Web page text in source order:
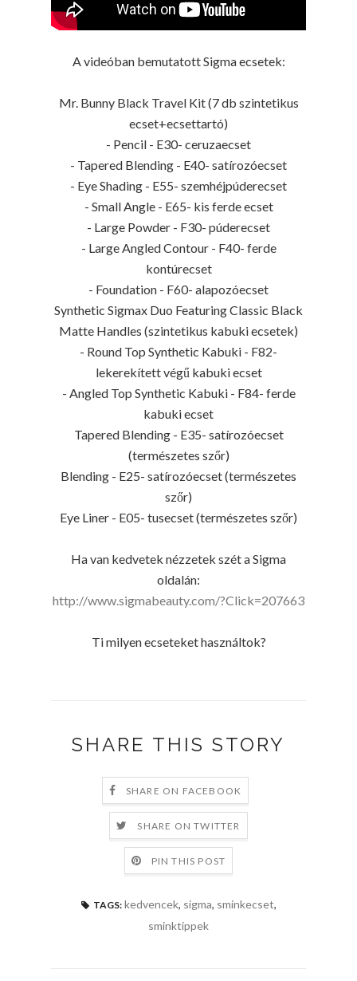
A videóban bemutatott Sigma ecsetek:
Mr. Bunny Black Travel Kit (7 db szintetikus
ecset+ecsettartó)
- Pencil - E30- ceruzaecset
- Tapered Blending - E40- satírozóecset
- Eye Shading - E55- szemhéjpúderecset
- Small Angle - E65- kis ferde ecset
- Large Powder - F30- púderecset
- Large Angled Contour - F40- ferde
kontúrecset
- Foundation - F60- alapozóecset
Synthetic Sigmax Duo Featuring Classic Black
Matte Handles (szintetikus kabuki ecsetek)
- Round Top Synthetic Kabuki - F82-
lekerekített végű kabuki ecset
- Angled Top Synthetic Kabuki - F84- ferde
kabuki ecset
Tapered Blending - E35- satírozóecset
(természetes szőr)
Blending - E25- satírozóecset (természetes
szőr)
Eye Liner - E05- tusecset (természetes szőr)
Ha van kedvetek nézzetek szét a Sigma
oldalán:
http://www.sigmabeauty.com/?Click=207663
Ti milyen ecseteket használtok?
SHARE THIS STORY
SHARE ON FACEBOOK
SHARE ON TWITTER
PIN THIS POST
TAGS: kedvencek, sigma, sminkecset,
sminktippek